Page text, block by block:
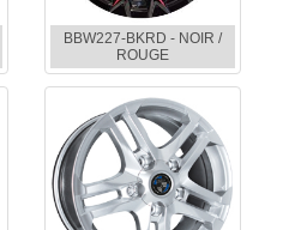
BBW227-BKRD - NOIR /
ROUGE